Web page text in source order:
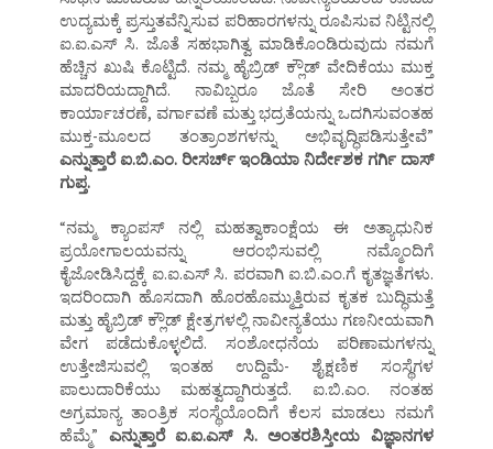
ಉದ್ಯಮಕ್ಕೆ ಪ್ರಸ್ತುತವೆನ್ನಿಸುವ ಪರಿಹಾರಗಳನ್ನು ರೂಪಿಸುವ ನಿಟ್ಟಿನಲ್ಲಿ
ಐ.ಐ.ಎಸ್ ಸಿ. ಜೊತೆ ಸಹಭಾಗಿತ್ವ ಮಾಡಿಕೊಂಡಿರುವುದು ನಮಗೆ
ಹೆಚ್ಚಿನ ಖುಷಿ ಕೊಟ್ಟಿದೆ. ನಮ್ಮ ಹೈಬ್ರಿಡ್ ಕ್ಲೌಡ್ ವೇದಿಕೆಯು ಮುಕ್ತ
ಮಾದರಿಯದ್ದಾಗಿದೆ. ನಾವಿಬ್ಬರೂ ಜೊತೆ ಸೇರಿ ಅಂತರ
ಕಾರ್ಯಾಚರಣೆ, ವರ್ಗಾವಣೆ ಮತ್ತು ಭದ್ರತೆಯನ್ನು ಒದಗಿಸುವಂತಹ
ಮುಕ್ತ-ಮೂಲದ ತಂತ್ರಾಂಶಗಳನ್ನು ಅಭಿವೃದ್ಧಿಪಡಿಸುತ್ತೇವೆ”
ಎನ್ನುತ್ತಾರೆ ಐ.ಬಿ.ಎಂ. ರೀಸರ್ಚ್ ಇಂಡಿಯಾ ನಿರ್ದೇಶಕ ಗರ್ಗಿ ದಾಸ್
ಗುಪ್ತ.
“ನಮ್ಮ ಕ್ಯಾಂಪಸ್ ನಲ್ಲಿ ಮಹತ್ವಾಕಾಂಕ್ಷೆಯ ಈ ಅತ್ಯಾಧುನಿಕ
ಪ್ರಯೋಗಾಲಯವನ್ನು ಆರಂಭಿಸುವಲ್ಲಿ ನಮ್ಮೊಂದಿಗೆ
ಕೈಜೋಡಿಸಿದ್ದಕ್ಕೆ ಐ.ಐ.ಎಸ್ ಸಿ. ಪರವಾಗಿ ಐ.ಬಿ.ಎಂ.ಗೆ ಕೃತಜ್ಞತೆಗಳು.
ಇದರಿಂದಾಗಿ ಹೊಸದಾಗಿ ಹೊರಹೊಮ್ಮುತ್ತಿರುವ ಕೃತಕ ಬುದ್ಧಿಮತ್ತೆ
ಮತ್ತು ಹೈಬ್ರಿಡ್ ಕ್ಲೌಡ್ ಕ್ಷೇತ್ರಗಳಲ್ಲಿ ನಾವೀನ್ಯತೆಯು ಗಣನೀಯವಾಗಿ
ವೇಗ ಪಡೆದುಕೊಳ್ಳಲಿದೆ. ಸಂಶೋಧನೆಯ ಪರಿಣಾಮಗಳನ್ನು
ಉತ್ತೇಜಿಸುವಲ್ಲಿ ಇಂತಹ ಉದ್ದಿಮೆ- ಶೈಕ್ಷಣಿಕ ಸಂಸ್ಥೆಗಳ
ಪಾಲುದಾರಿಕೆಯು ಮಹತ್ವದ್ದಾಗಿರುತ್ತದೆ. ಐ.ಬಿ.ಎಂ. ನಂತಹ
ಅಗ್ರಮಾನ್ಯ ತಾಂತ್ರಿಕ ಸಂಸ್ಥೆಯೊಂದಿಗೆ ಕೆಲಸ ಮಾಡಲು ನಮಗೆ
ಹೆಮ್ಮೆ” ಎನ್ನುತ್ತಾರೆ ಐ.ಐ.ಎಸ್ ಸಿ. ಅಂತರಶಿಸ್ತೀಯ ವಿಜ್ಞಾನಗಳ